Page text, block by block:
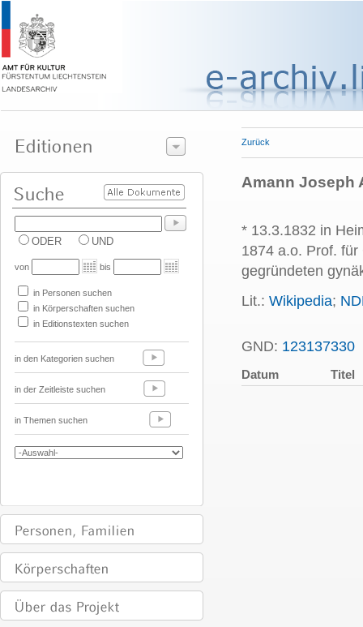
ODER UND
von bis
in Personen suchen
in Körperschaften suchen
in Editionstexten suchen
in den Kategorien suchen
in der Zeitleiste suchen
in Themen suchen
Zurück
Amann Joseph
* 13.3.1832 in
1874 a.o. Prof.
gegründeten
Lit.: Wikipedia;
GND: 123137330
Datum Titel